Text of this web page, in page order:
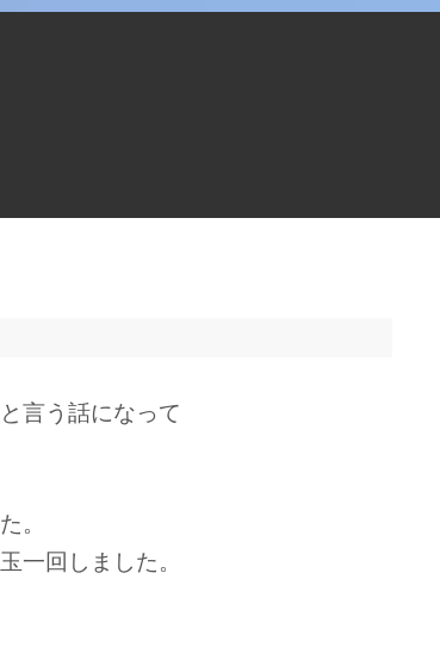
言う話になって
。
一回しました。